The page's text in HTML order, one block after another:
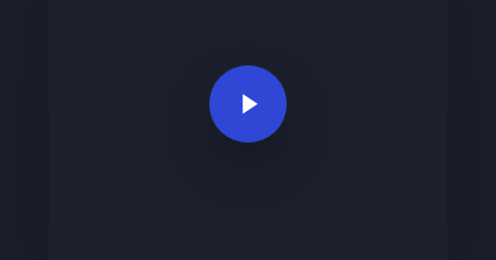
Play Video